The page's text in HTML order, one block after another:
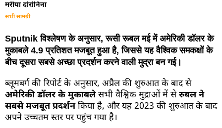
मरीया दोरोनिना
सभी सामग्री
Sputnik विश्लेषण के अनुसार, रूसी रूबल मई में अमेरिकी डॉलर के
मुकाबले 4.9 प्रतिशत मजबूत हुआ है, जिससे यह वैश्विक समकक्षों के
बीच दूसरा सबसे अच्छा प्रदर्शन करने वाली मुद्रा बन गई।
ब्लूमबर्ग की रिपोर्ट के अनुसार, अप्रैल की शुरुआत के बाद से
अमेरिकी डॉलर के मुकाबलेसभी वैश्विक मुद्राओं में सेरुबल ने
सबसे मजबूत प्रदर्शनकिया है, और यह 2023 की शुरुआत के बाद
अपने उच्चतम स्तर पर पहुंच गया है।